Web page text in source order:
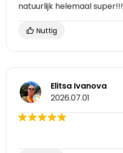
natuurlijk helemaal super!!!
Nuttig
Elitsa Ivanova
2026.07.01